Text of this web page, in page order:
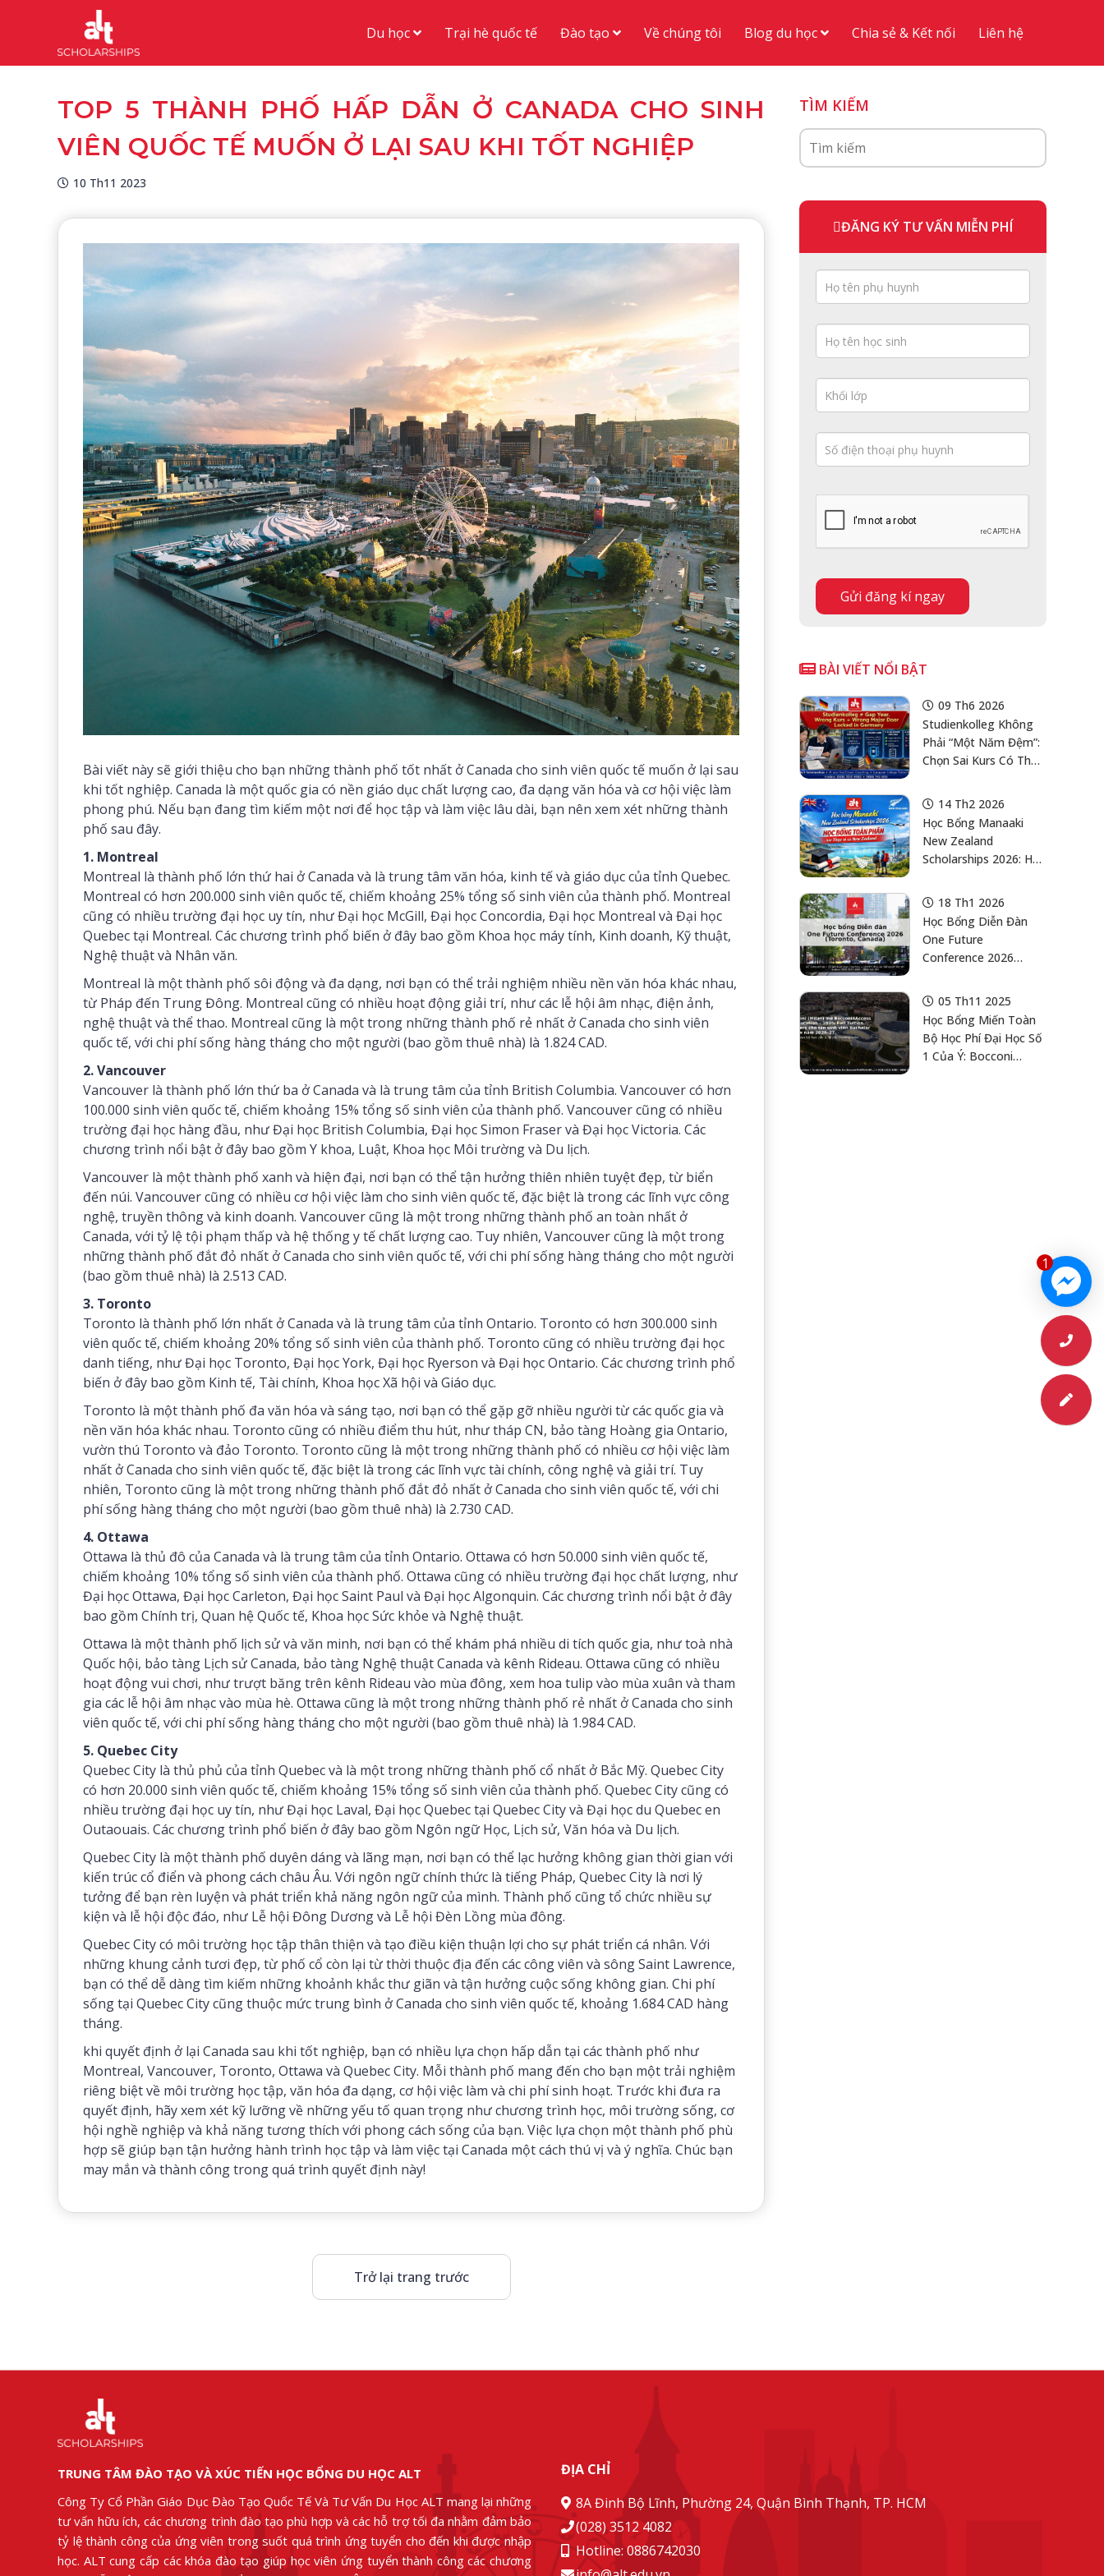
Du học Trại hè quốc tế Đào tạo Về chúng tôi Blog du học Chia sẻ & Kết nối Liên hệ
1
TOP 5 THÀNH PHỐ HẤP DẪN Ở CANADA CHO SINH
VIÊN QUỐC TẾ MUỐN Ở LẠI SAU KHI TỐT NGHIỆP
10 Th11 2023
Bài viết này sẽ giới thiệu cho bạn những thành phố tốt nhất ở Canada cho sinh viên quốc tế muốn ở lại sau
khi tốt nghiệp. Canada là một quốc gia có nền giáo dục chất lượng cao, đa dạng văn hóa và cơ hội việc làm
phong phú. Nếu bạn đang tìm kiếm một nơi để học tập và làm việc lâu dài, bạn nên xem xét những thành
phố sau đây.
1. Montreal
Montreal là thành phố lớn thứ hai ở Canada và là trung tâm văn hóa, kinh tế và giáo dục của tỉnh Quebec.
Montreal có hơn 200.000 sinh viên quốc tế, chiếm khoảng 25% tổng số sinh viên của thành phố. Montreal
cũng có nhiều trường đại học uy tín, như Đại học McGill, Đại học Concordia, Đại học Montreal và Đại học
Quebec tại Montreal. Các chương trình phổ biến ở đây bao gồm Khoa học máy tính, Kinh doanh, Kỹ thuật,
Nghệ thuật và Nhân văn.
Montreal là một thành phố sôi động và đa dạng, nơi bạn có thể trải nghiệm nhiều nền văn hóa khác nhau,
từ Pháp đến Trung Đông. Montreal cũng có nhiều hoạt động giải trí, như các lễ hội âm nhạc, điện ảnh,
nghệ thuật và thể thao. Montreal cũng là một trong những thành phố rẻ nhất ở Canada cho sinh viên
quốc tế, với chi phí sống hàng tháng cho một người (bao gồm thuê nhà) là 1.824 CAD.
2. Vancouver
Vancouver là thành phố lớn thứ ba ở Canada và là trung tâm của tỉnh British Columbia. Vancouver có hơn
100.000 sinh viên quốc tế, chiếm khoảng 15% tổng số sinh viên của thành phố. Vancouver cũng có nhiều
trường đại học hàng đầu, như Đại học British Columbia, Đại học Simon Fraser và Đại học Victoria. Các
chương trình nổi bật ở đây bao gồm Y khoa, Luật, Khoa học Môi trường và Du lịch.
Vancouver là một thành phố xanh và hiện đại, nơi bạn có thể tận hưởng thiên nhiên tuyệt đẹp, từ biển
đến núi. Vancouver cũng có nhiều cơ hội việc làm cho sinh viên quốc tế, đặc biệt là trong các lĩnh vực công
nghệ, truyền thông và kinh doanh. Vancouver cũng là một trong những thành phố an toàn nhất ở
Canada, với tỷ lệ tội phạm thấp và hệ thống y tế chất lượng cao. Tuy nhiên, Vancouver cũng là một trong
những thành phố đắt đỏ nhất ở Canada cho sinh viên quốc tế, với chi phí sống hàng tháng cho một người
(bao gồm thuê nhà) là 2.513 CAD.
3. Toronto
Toronto là thành phố lớn nhất ở Canada và là trung tâm của tỉnh Ontario. Toronto có hơn 300.000 sinh
viên quốc tế, chiếm khoảng 20% tổng số sinh viên của thành phố. Toronto cũng có nhiều trường đại học
danh tiếng, như Đại học Toronto, Đại học York, Đại học Ryerson và Đại học Ontario. Các chương trình phổ
biến ở đây bao gồm Kinh tế, Tài chính, Khoa học Xã hội và Giáo dục.
Toronto là một thành phố đa văn hóa và sáng tạo, nơi bạn có thể gặp gỡ nhiều người từ các quốc gia và
nền văn hóa khác nhau. Toronto cũng có nhiều điểm thu hút, như tháp CN, bảo tàng Hoàng gia Ontario,
vườn thú Toronto và đảo Toronto. Toronto cũng là một trong những thành phố có nhiều cơ hội việc làm
nhất ở Canada cho sinh viên quốc tế, đặc biệt là trong các lĩnh vực tài chính, công nghệ và giải trí. Tuy
nhiên, Toronto cũng là một trong những thành phố đắt đỏ nhất ở Canada cho sinh viên quốc tế, với chi
phí sống hàng tháng cho một người (bao gồm thuê nhà) là 2.730 CAD.
4. Ottawa
Ottawa là thủ đô của Canada và là trung tâm của tỉnh Ontario. Ottawa có hơn 50.000 sinh viên quốc tế,
chiếm khoảng 10% tổng số sinh viên của thành phố. Ottawa cũng có nhiều trường đại học chất lượng, như
Đại học Ottawa, Đại học Carleton, Đại học Saint Paul và Đại học Algonquin. Các chương trình nổi bật ở đây
bao gồm Chính trị, Quan hệ Quốc tế, Khoa học Sức khỏe và Nghệ thuật.
Ottawa là một thành phố lịch sử và văn minh, nơi bạn có thể khám phá nhiều di tích quốc gia, như toà nhà
Quốc hội, bảo tàng Lịch sử Canada, bảo tàng Nghệ thuật Canada và kênh Rideau. Ottawa cũng có nhiều
hoạt động vui chơi, như trượt băng trên kênh Rideau vào mùa đông, xem hoa tulip vào mùa xuân và tham
gia các lễ hội âm nhạc vào mùa hè. Ottawa cũng là một trong những thành phố rẻ nhất ở Canada cho sinh
viên quốc tế, với chi phí sống hàng tháng cho một người (bao gồm thuê nhà) là 1.984 CAD.
5. Quebec City
Quebec City là thủ phủ của tỉnh Quebec và là một trong những thành phố cổ nhất ở Bắc Mỹ. Quebec City
có hơn 20.000 sinh viên quốc tế, chiếm khoảng 15% tổng số sinh viên của thành phố. Quebec City cũng có
nhiều trường đại học uy tín, như Đại học Laval, Đại học Quebec tại Quebec City và Đại học du Quebec en
Outaouais. Các chương trình phổ biến ở đây bao gồm Ngôn ngữ Học, Lịch sử, Văn hóa và Du lịch.
Quebec City là một thành phố duyên dáng và lãng mạn, nơi bạn có thể lạc hưởng không gian thời gian với
kiến trúc cổ điển và phong cách châu Âu. Với ngôn ngữ chính thức là tiếng Pháp, Quebec City là nơi lý
tưởng để bạn rèn luyện và phát triển khả năng ngôn ngữ của mình. Thành phố cũng tổ chức nhiều sự
kiện và lễ hội độc đáo, như Lễ hội Đông Dương và Lễ hội Đèn Lồng mùa đông.
Quebec City có môi trường học tập thân thiện và tạo điều kiện thuận lợi cho sự phát triển cá nhân. Với
những khung cảnh tươi đẹp, từ phố cổ còn lại từ thời thuộc địa đến các công viên và sông Saint Lawrence,
bạn có thể dễ dàng tìm kiếm những khoảnh khắc thư giãn và tận hưởng cuộc sống không gian. Chi phí
sống tại Quebec City cũng thuộc mức trung bình ở Canada cho sinh viên quốc tế, khoảng 1.684 CAD hàng
tháng.
khi quyết định ở lại Canada sau khi tốt nghiệp, bạn có nhiều lựa chọn hấp dẫn tại các thành phố như
Montreal, Vancouver, Toronto, Ottawa và Quebec City. Mỗi thành phố mang đến cho bạn một trải nghiệm
riêng biệt về môi trường học tập, văn hóa đa dạng, cơ hội việc làm và chi phí sinh hoạt. Trước khi đưa ra
quyết định, hãy xem xét kỹ lưỡng về những yếu tố quan trọng như chương trình học, môi trường sống, cơ
hội nghề nghiệp và khả năng tương thích với phong cách sống của bạn. Việc lựa chọn một thành phố phù
hợp sẽ giúp bạn tận hưởng hành trình học tập và làm việc tại Canada một cách thú vị và ý nghĩa. Chúc bạn
may mắn và thành công trong quá trình quyết định này!
Trở lại trang trước
TÌM KIẾM
ĐĂNG KÝ TƯ VẤN MIỄN PHÍ
BÀI VIẾT NỔI BẬT
09 Th6 2026
Studienkolleg Không
Phải “Một Năm Đệm”:
Chọn Sai Kurs Có Thể
Ngành Của Con Ở Đức
14 Th2 2026
Học Bổng Manaaki
New Zealand
Scholarships 2026: Học
Bậc Thạc Sĩ Tại New
Zealand Cho Công
Dân Việt Nam (mở
01/03, Hạn 31/03)
18 Th1 2026
Học Bổng Diễn Đàn
One Future
Conference 2026
Suất Fully Funded
05 Th11 2025
Học Bổng Miến Toàn
Bộ Học Phí Đại Học Số
1 Của Ý: Bocconi
TRUNG TÂM ĐÀO TẠO VÀ XÚC TIẾN HỌC BỔNG DU HỌC ALT
Công Ty Cổ Phần Giáo Dục Đào Tạo Quốc Tế Và Tư Vấn Du Học ALT mang lại những
tư vấn hữu ích, các chương trình đào tạo phù hợp và các hỗ trợ tối đa nhằm đảm bảo
tỷ lệ thành công của ứng viên trong suốt quá trình ứng tuyển cho đến khi được nhập
học. ALT cung cấp các khóa đào tạo giúp học viên ứng tuyển thành công các chương
ĐỊA CHỈ
8A Đinh Bộ Lĩnh, Phường 24, Quận Bình Thạnh, TP. HCM
(028) 3512 4082
Hotline: 0886742030